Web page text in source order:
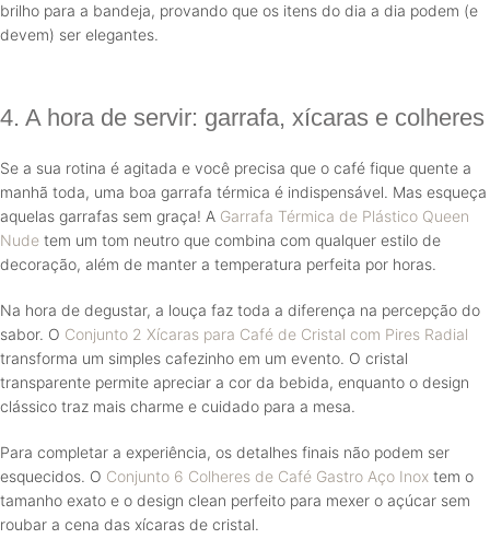
brilho para a bandeja, provando que os itens do dia a dia podem (e
devem) ser elegantes.
4. A hora de servir: garrafa, xícaras e colheres
Se a sua rotina é agitada e você precisa que o café fique quente a
manhã toda, uma boa garrafa térmica é indispensável. Mas esqueça
aquelas garrafas sem graça! A Garrafa Térmica de Plástico Queen
Nude tem um tom neutro que combina com qualquer estilo de
decoração, além de manter a temperatura perfeita por horas.
Na hora de degustar, a louça faz toda a diferença na percepção do
sabor. O Conjunto 2 Xícaras para Café de Cristal com Pires Radial
transforma um simples cafezinho em um evento. O cristal
transparente permite apreciar a cor da bebida, enquanto o design
clássico traz mais charme e cuidado para a mesa.
Para completar a experiência, os detalhes finais não podem ser
esquecidos. O Conjunto 6 Colheres de Café Gastro Aço Inox tem o
tamanho exato e o design clean perfeito para mexer o açúcar sem
roubar a cena das xícaras de cristal.